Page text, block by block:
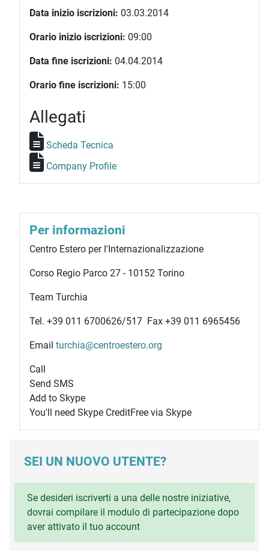
Data inizio iscrizioni: 03.03.2014
Orario inizio iscrizioni: 09:00
Data fine iscrizioni: 04.04.2014
Orario fine iscrizioni: 15:00
Allegati
Scheda Tecnica
Company Profile
Per informazioni
Centro Estero per l'Internazionalizzazione
Corso Regio Parco 27 - 10152 Torino
Team Turchia
Tel. +39 011 6700626/517 Fax +39 011 6965456
Email turchia@centroestero.org
Call
Send SMS
Add to Skype
You'll need Skype CreditFree via Skype
SEI UN NUOVO UTENTE?
Se desideri iscriverti a una delle nostre iniziative,
dovrai compilare il modulo di partecipazione dopo
aver attivato il tuo account